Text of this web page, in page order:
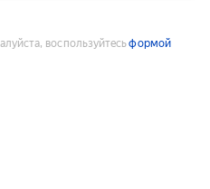
воспользуйтесьформой